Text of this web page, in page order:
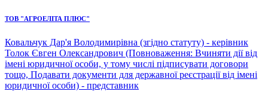
ТОВ "АГРОЕЛІТА ПЛЮС"
Ковальчук Дар'я Володимирівна (згідно статуту) - керівник
Толок Євген Олександрович (Повноваження: Вчиняти дії від
імені юридичної особи, у тому числі підписувати договори
тощо, Подавати документи для державної реєстрації від імені
юридичної особи) - представник